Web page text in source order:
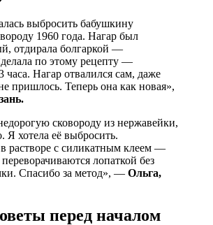
выбросить бабушкину
1960 года. Нагар был
отдирала болгаркой —
по этому рецепту —
часа. Нагар отвалился сам, даже
пришлось. Теперь она как новая»,
сковороду из нержавейки,
Я хотела её выбросить.
растворе с силикатным клеем —
лопаткой без
Спасибо за метод», — Ольга,
перед началом